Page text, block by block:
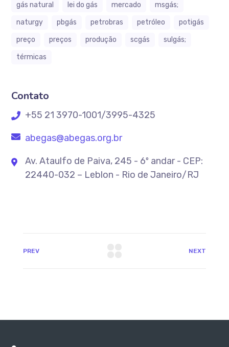
gás natural
lei do gás mercado
msgás;
naturgy
pbgás petrobras petróleo
potigás
preço
preços produção scgás
sulgás;
térmicas
Contato
+55 21 3970-1001/3995-4325
abegas@abegas.org.br
Av. Ataulfo de Paiva, 245 - 6º andar - CEP:
22440-032 – Leblon - Rio de Janeiro/RJ
PREV NEXT